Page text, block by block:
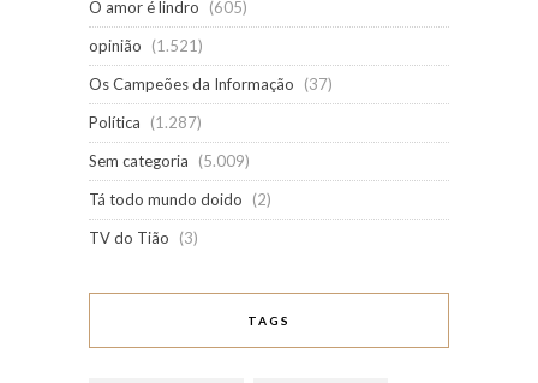
O amor é lindro
(605)
opinião
(1.521)
Os Campeões da Informação
(37)
Política
(1.287)
Sem categoria
(5.009)
Tá todo mundo doido
(2)
TV do Tião
(3)
TAGS